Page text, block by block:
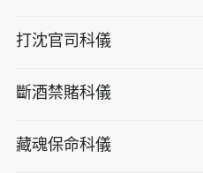
打沈官司科儀
斷酒禁賭科儀
藏魂保命科儀